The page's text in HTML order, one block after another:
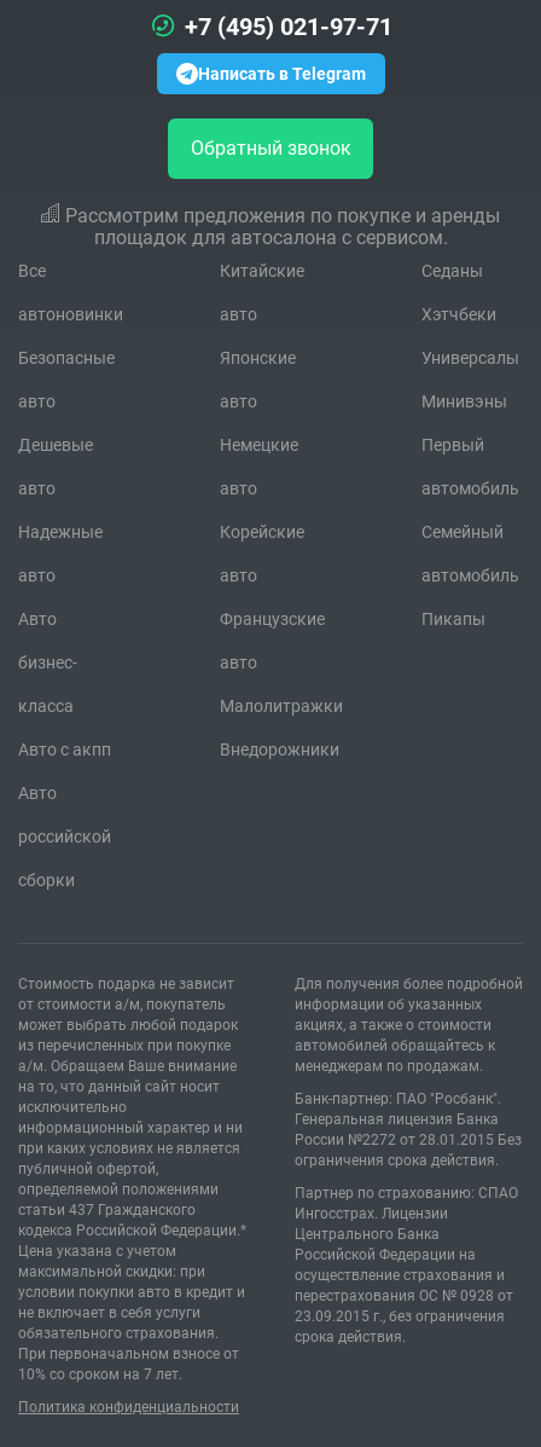
+7 (495) 021-97-71
Написать в Telegram
Обратный звонок
Рассмотрим предложения по покупке и аренды
площадок для автосалона с сервисом.
Все
автоновинки
Безопасные
авто
Дешевые
авто
Надежные
авто
Авто
бизнес-
класса
Авто с акпп
Авто
российской
сборки
Китайские
авто
Японские
авто
Немецкие
авто
Корейские
авто
Французские
авто
Малолитражки
Внедорожники
Седаны
Хэтчбеки
Универсалы
Минивэны
Первый
автомобиль
Семейный
автомобиль
Пикапы
Стоимость подарка не зависит
от стоимости а/м, покупатель
может выбрать любой подарок
из перечисленных при покупке
а/м. Обращаем Ваше внимание
на то, что данный сайт носит
исключительно
информационный характер и ни
при каких условиях не является
публичной офертой,
определяемой положениями
статьи 437 Гражданского
кодекса Российской Федерации.*
Цена указана с учетом
максимальной скидки: при
условии покупки авто в кредит и
не включает в себя услуги
обязательного страхования.
При первоначальном взносе от
10% со сроком на 7 лет.
Политика конфиденциальности
Для получения более подробной
информации об указанных
акциях, а также о стоимости
автомобилей обращайтесь к
менеджерам по продажам.
Банк-партнер: ПАО "Росбанк".
Генеральная лицензия Банка
России №2272 от 28.01.2015 Без
ограничения срока действия.
Партнер по страхованию: СПАО
Ингосстрах. Лицензии
Центрального Банка
Российской Федерации на
осуществление страхования и
перестрахования ОС № 0928 от
23.09.2015 г., без ограничения
срока действия.